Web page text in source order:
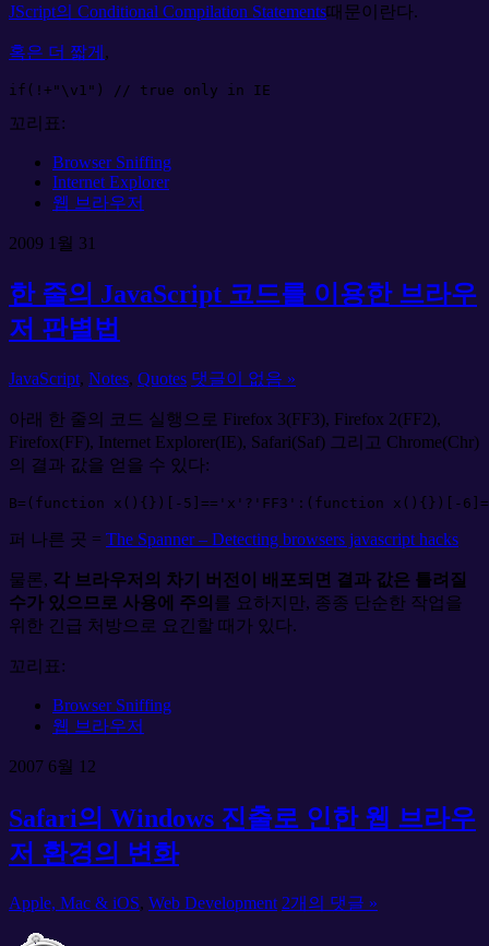
JScript의 Conditional Compilation Statements때문이란다.
혹은 더 짧게 ,
if ( ! + " \v1 " ) // true only in IE
꼬리표:
Browser Sniffing
Internet Explorer
웹 브라우저
2009 1월 31
한 줄의 JavaScript 코드를 이용한 브라우
저 판별법
JavaScript, Notes, Quotes 댓글이 없음 »
아래 한 줄의 코드 실행으로 Firefox 3(FF3), Firefox 2(FF2),
Firefox(FF), Internet Explorer(IE), Safari(Saf) 그리고 Chrome(Chr)
의 결과 값을 얻을 수 있다:
B= ( function x ( ) { } ) - 5 == ' x ' ? ' FF3 ' : ( function x ( ) { } ) - 6
퍼 나른 곳 = The Spanner – Detecting browsers javascript hacks
물론, 각 브라우저의 차기 버전이 배포되면 결과 값은 틀려질
수가 있으므로 사용에 주의 를 요하지만, 종종 단순한 작업을
위한 긴급 처방으로 요긴할 때가 있다.
꼬리표:
Browser Sniffing
웹 브라우저
2007 6월 12
Safari의 Windows 진출로 인한 웹 브라우
저 환경의 변화
Apple, Mac & iOS, Web Development 2개의 댓글 »